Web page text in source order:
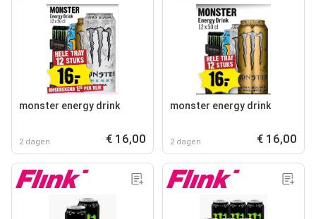
monster energy drink
2 dagen € 16,00
monster energy drink
2 dagen € 16,00